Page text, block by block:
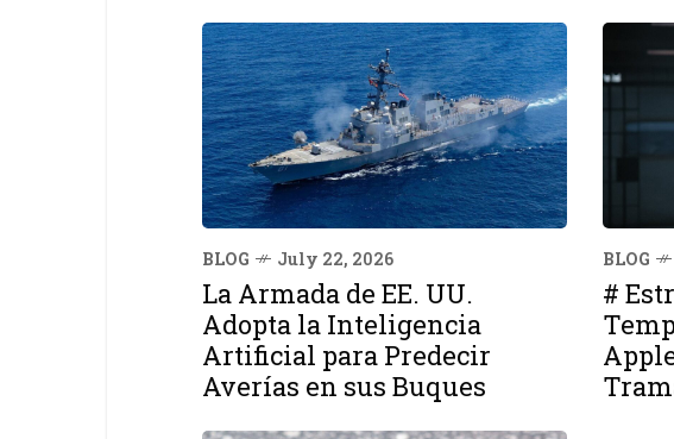
BLOG July 22, 2026
La Armada de EE. UU.
Adopta la Inteligencia
Artificial para Predecir
Averías en sus Buques
BLOG
#